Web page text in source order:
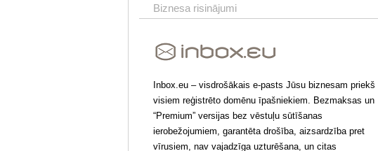
Biznesa risinājumi
Inbox.eu – visdrošākais e-pasts Jūsu biznesam priekš
visiem reģistrētо domēnu īpašniekiem. Bezmaksas un
“Premium” versijas bez vēstuļu sūtīšanas
ierobežojumiem, garantēta drošība, aizsardzība pret
vīrusiem, nav vajadzīga uzturēšana, un citas